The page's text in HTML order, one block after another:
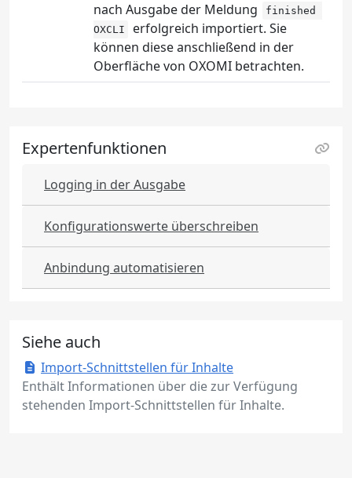
nach Ausgabe der Meldung
finished
OXCLI
erfolgreich importiert. Sie
können diese anschließend in der
Oberfläche von OXOMI betrachten.
Expertenfunktionen
Logging in der Ausgabe
Konfigurationswerte überschreiben
Anbindung automatisieren
Siehe auch
Import-Schnittstellen für Inhalte
Enthält Informationen über die zur Verfügung
stehenden Import-Schnittstellen für Inhalte.